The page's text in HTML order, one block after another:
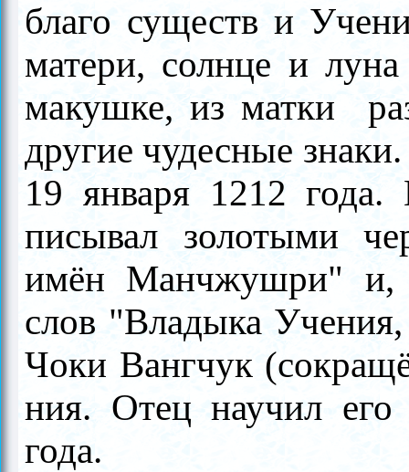
благо существ и
матери, солнце и
макушке, из матки
другие чудесные
19 января 1212
писывал золотыми
имён Манчжушри" и,
слов "Владыка
Чоки Вангчук
ния. Отец научил
года.